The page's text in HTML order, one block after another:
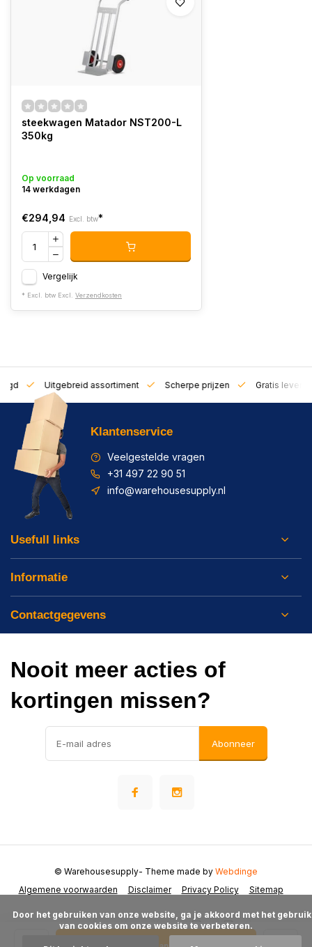
steekwagen Matador NST200-L
350kg
Op voorraad
14 werkdagen
€294,94 Excl. btw*
Vergelijk
* Excl. btw Excl. Verzendkosten
Uitgebreid assortiment Scherpe prijzen Gratis
Klantenservice
Veelgestelde vragen
+31 497 22 90 51
info@warehousesupply.nl
Usefull links
Informatie
Contactgegevens
Nooit meer acties of
kortingen missen?
Abonneer
Algemene voorwaarden Disclaimer Privacy Policy Sitemap
© Warehousesupply- Theme made by Webdinge
van cookies om onze website te verbeteren.